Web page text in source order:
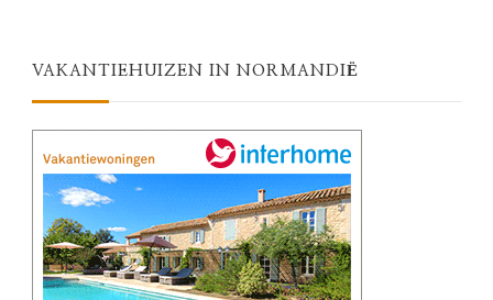
VAKANTIEHUIZEN IN NORMANDIË